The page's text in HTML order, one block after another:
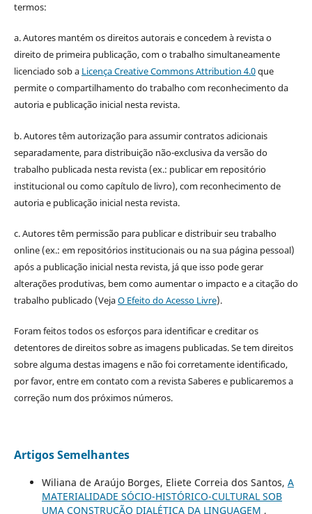
termos:
a. Autores mantém os direitos autorais e concedem à revista o
direito de primeira publicação, com o trabalho simultaneamente
licenciado sob a Licença Creative Commons Attribution 4.0que
permite o compartilhamento do trabalho com reconhecimento da
autoria e publicação inicial nesta revista.
b. Autores têm autorização para assumir contratos adicionais
separadamente, para distribuição não-exclusiva da versão do
trabalho publicada nesta revista (ex.: publicar em repositório
institucional ou como capítulo de livro), com reconhecimento de
autoria e publicação inicial nesta revista.
c. Autores têm permissão para publicar e distribuir seu trabalho
online (ex.: em repositórios institucionais ou na sua página pessoal)
após a publicação inicial nesta revista, já que isso pode gerar
alterações produtivas, bem como aumentar o impacto e a citação do
trabalho publicado (VejaO Efeito do Acesso Livre).
Foram feitos todos os esforços para identificar e creditar os
detentores de direitos sobre as imagens publicadas. Se tem direitos
sobre alguma destas imagens e não foi corretamente identificado,
por favor, entre em contato com a revista Saberes e publicaremos a
correção num dos próximos números.
Artigos Semelhantes
Wiliana de Araújo Borges, Eliete Correia dos Santos, A
MATERIALIDADE SÓCIO-HISTÓRICO-CULTURAL SOB
UMA CONSTRUÇÃO DIALÉTICA DA LINGUAGEM ,